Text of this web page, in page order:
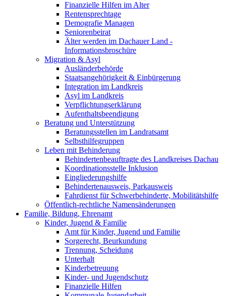
Finanzielle Hilfen im Alter
Rentensprechtage
Demografie Managen
Seniorenbeirat
Älter werden im Dachauer Land -
Informationsbroschüre
Migration & Asyl
Ausländerbehörde
Staatsangehörigkeit & Einbürgerung
Integration im Landkreis
Asyl im Landkreis
Verpflichtungserklärung
Aufenthaltsbeendigung
Beratung und Unterstützung
Beratungsstellen im Landratsamt
Selbsthilfegruppen
Leben mit Behinderung
Behindertenbeauftragte des Landkreises Dachau
Koordinationsstelle Inklusion
Eingliederungshilfe
Behindertenausweis, Parkausweis
Fahrdienst für Schwerbehinderte, Mobilitätshilfe
Öffentlich-rechtliche Namensänderungen
Familie, Bildung, Ehrenamt
Kinder, Jugend & Familie
Amt für Kinder, Jugend und Familie
Sorgerecht, Beurkundung
Trennung, Scheidung
Unterhalt
Kinderbetreuung
Kinder- und Jugendschutz
Finanzielle Hilfen